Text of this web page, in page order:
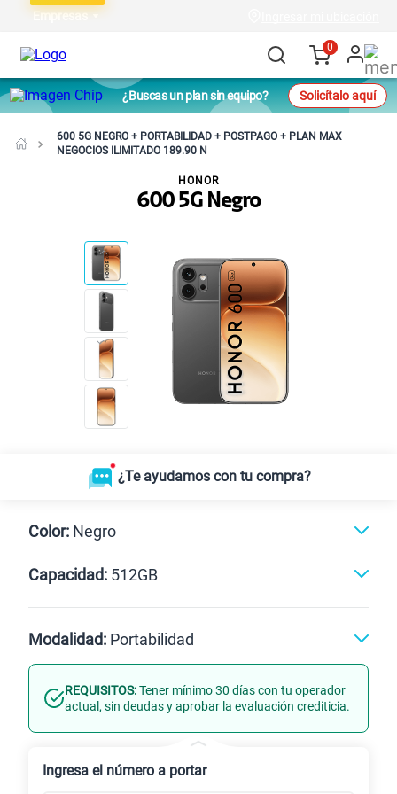
Empresas
0
¿Buscas un plan sin equipo? Solicítalo aquí
600 5G NEGRO + PORTABILIDAD + POSTPAGO + PLAN MAX
NEGOCIOS ILIMITADO 189.90 N
600 5G Negro
HONOR
¿Te ayudamos con tu compra?
Color: Negro
Naranja
Capacidad: 512GB
512GB
Modalidad: Portabilidad
Línea Nueva Portabilidad
REQUISITOS:Tener mínimo 30 días con tu operador
actual, sin deudas y aprobar la evaluación crediticia.
Ingresa el número a portar